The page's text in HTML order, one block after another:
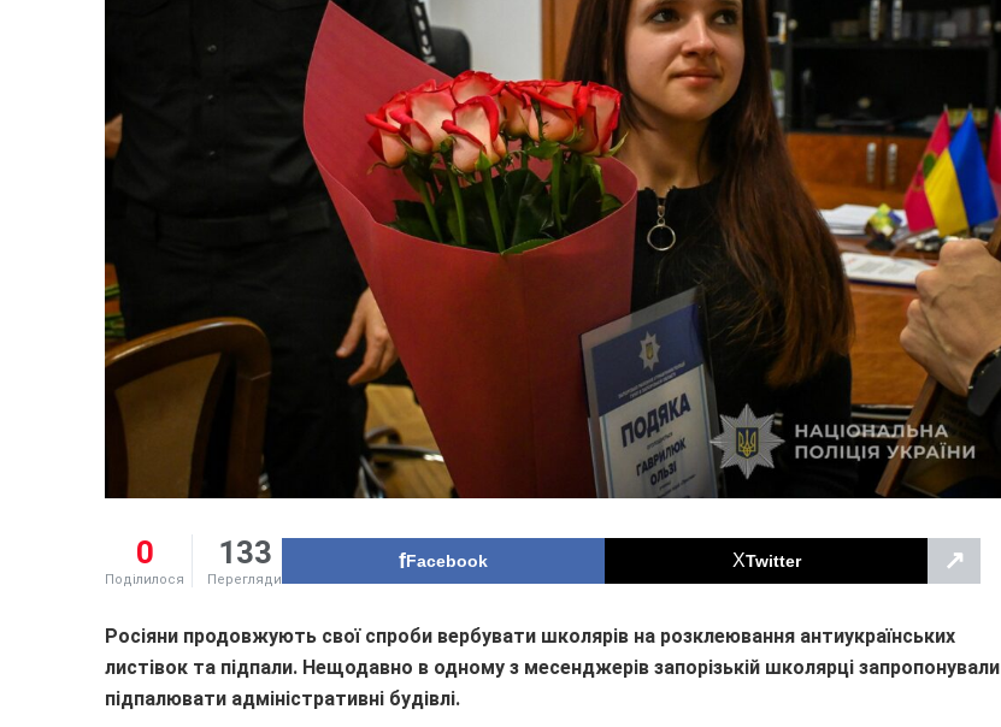
0
Поділилося
133
Перегляди
Facebook Twitter ↗
Росіяни продовжують свої спроби вербувати школярів на розклеювання антиукраїнських
листівок та підпали. Нещодавно в одному з месенджерів запорізькій школярці запропонували
підпалювати адміністративні будівлі.